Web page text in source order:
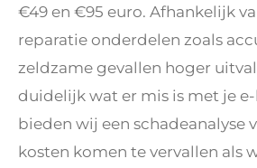
€49 en €95 euro. Afhankelijk
reparatie onderdelen zoals
zeldzame gevallen hoger
duidelijk wat er mis is met je
bieden wij een schadeanalyse
kosten komen te vervallen als